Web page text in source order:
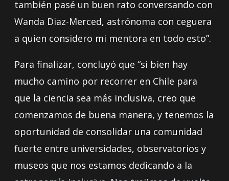
también pasé un buen rato conversando con
Wanda Diaz-Merced, astrónoma con ceguera
a quien considero mi mentora en todo esto”.
Para finalizar, concluyó que “si bien hay
mucho camino por recorrer en Chile para
que la ciencia sea más inclusiva, creo que
comenzamos de buena manera, y tenemos la
oportunidad de consolidar una comunidad
fuerte entre universidades, observatorios y
museos que nos estamos dedicando a la